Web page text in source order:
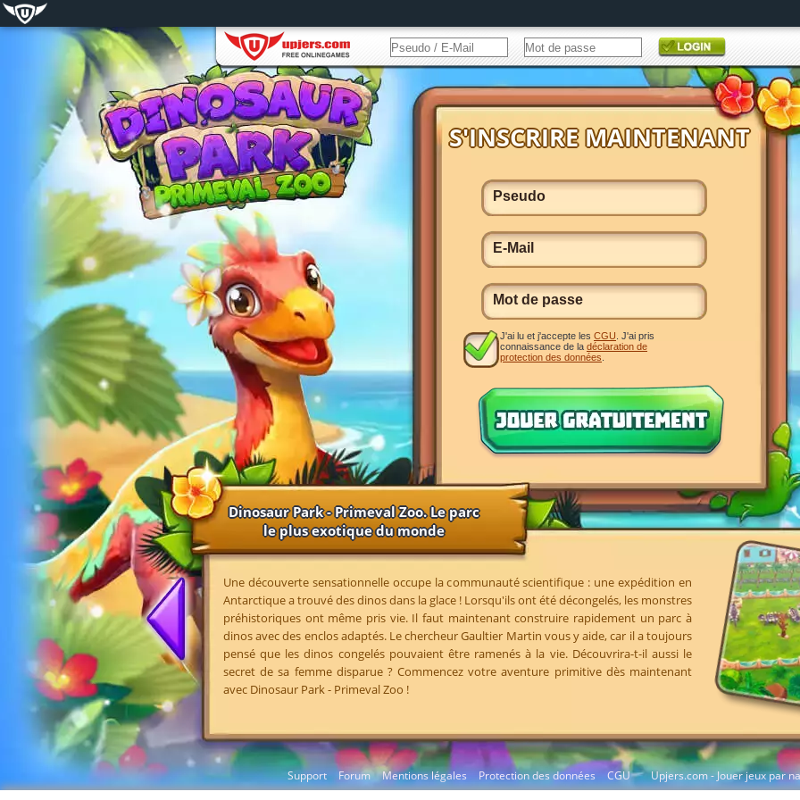
Support Forum Mentions légales Protection des données CGU Upjers.com - Jouer jeux par
Dinosaur Park - Primeval Zoo. Le parc
le plus exotique du monde
Une découverte sensationnelle occupe la communauté scientifique : une expédition en
Antarctique a trouvé des dinos dans la glace ! Lorsqu'ils ont été décongelés, les monstres
préhistoriques ont même pris vie. Il faut maintenant construire rapidement un parc à
dinos avec des enclos adaptés. Le chercheur Gaultier Martin vous y aide, car il a toujours
pensé que les dinos congelés pouvaient être ramenés à la vie. Découvrira-t-il aussi le
secret de sa femme disparue ? Commencez votre aventure primitive dès maintenant
avec Dinosaur Park - Primeval Zoo !
J'ai lu et j'accepte les CGU . J'ai pris
connaissance de la déclaration de
protection des données